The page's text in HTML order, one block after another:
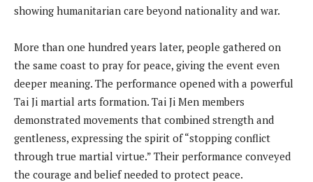
showing humanitarian care beyond nationality and war.
More than one hundred years later, people gathered on
the same coast to pray for peace, giving the event even
deeper meaning. The performance opened with a powerful
Tai Ji martial arts formation. Tai Ji Men members
demonstrated movements that combined strength and
gentleness, expressing the spirit of “stopping conflict
through true martial virtue.” Their performance conveyed
the courage and belief needed to protect peace.